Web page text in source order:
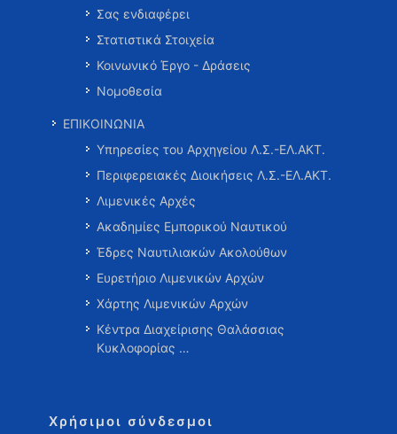
Σας ενδιαφέρει
Στατιστικά Στοιχεία
Κοινωνικό Έργο - Δράσεις
Νομοθεσία
ΕΠΙΚΟΙΝΩΝΙΑ
Υπηρεσίες του Αρχηγείου Λ.Σ.-ΕΛ.ΑΚΤ.
Περιφερειακές Διοικήσεις Λ.Σ.-ΕΛ.ΑΚΤ.
Λιμενικές Αρχές
Ακαδημίες Εμπορικού Ναυτικού
Έδρες Ναυτιλιακών Ακολούθων
Ευρετήριο Λιμενικών Αρχών
Χάρτης Λιμενικών Αρχών
Κέντρα Διαχείρισης Θαλάσσιας
Κυκλοφορίας …
Χρήσιμοι σύνδεσμοι